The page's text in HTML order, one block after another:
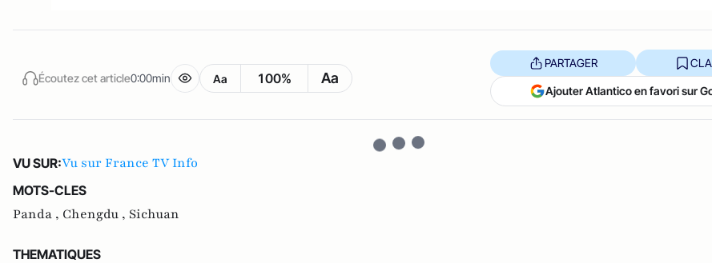
Écoutez cet article0:00min Aa 100% Aa
PARTAGER
Ajouter Atlantico en favori sur
VU SUR:Vu sur France TV Info
MOTS-CLES
Panda , Chengdu , Sichuan
THEMATIQUES